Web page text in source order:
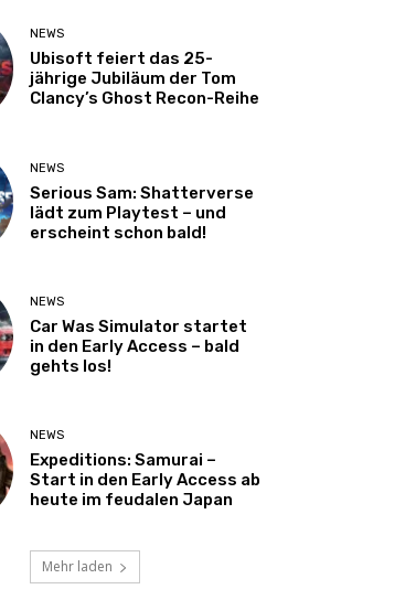
NEWS
Ubisoft feiert das 25-
jährige Jubiläum der Tom
Clancy’s Ghost Recon-Reihe
NEWS
Serious Sam: Shatterverse
lädt zum Playtest – und
erscheint schon bald!
NEWS
Car Was Simulator startet
in den Early Access – bald
gehts los!
NEWS
Expeditions: Samurai –
Start in den Early Access ab
heute im feudalen Japan
Mehr laden